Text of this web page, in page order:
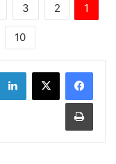
1
2
3
10
طباعة